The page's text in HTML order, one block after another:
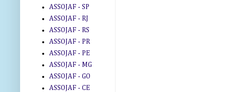
ASSOJAF - SP
ASSOJAF - RJ
ASSOJAF - RS
ASSOJAF - PR
ASSOJAF - PE
ASSOJAF - MG
ASSOJAF - GO
ASSOJAF - CE